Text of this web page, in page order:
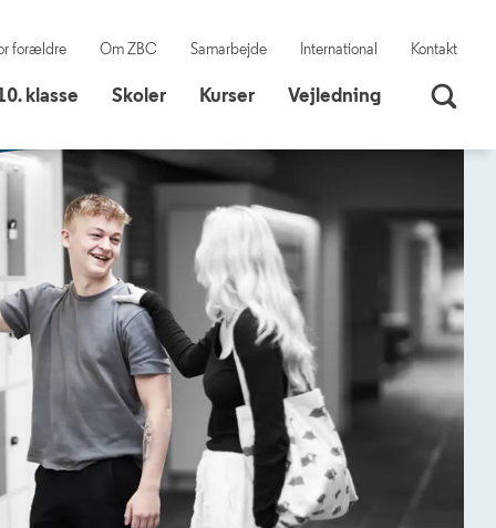
forældre Om ZBC Samarbejde International Kontakt
klasse 10. klasse
SkolerSkolerKurser Vejledning Søg